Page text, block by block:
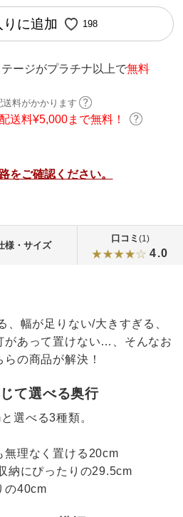
に追加 198
テージがプラチナ以上で無料
料がかかります
送料¥5,000まで無料！
をご確認ください。
様・サイズ
口コミ (1)
4.0
、幅が足りない/大きすぎる、
があって置けない…、そんなお
の商品が解決！
て選べる奥行
選べる3種類。
無理なく置ける20cm
納にぴったりの29.5cm
の40cm